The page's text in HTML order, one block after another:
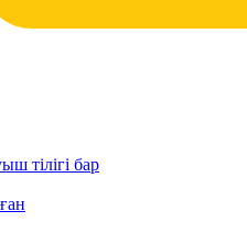
тілігі бар